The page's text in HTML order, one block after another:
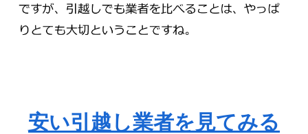
安い引越し業者を見てみる